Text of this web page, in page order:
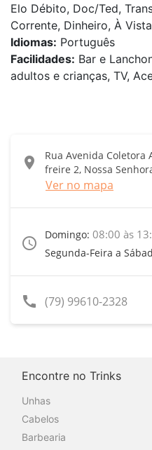
Elo Débito, Doc/Ted,
Corrente, Dinheiro, À
Idiomas: Português
Facilidades: Bar e
adultos e crianças, TV,
location_on
Rua Avenida Coletora
freire 2, Nossa
Ver no mapa
access_time
Domingo: 08:00 às
Segunda-Feira a
call (79) 99610-2328
Encontre no Trinks
Unhas
Cabelos
Barbearia